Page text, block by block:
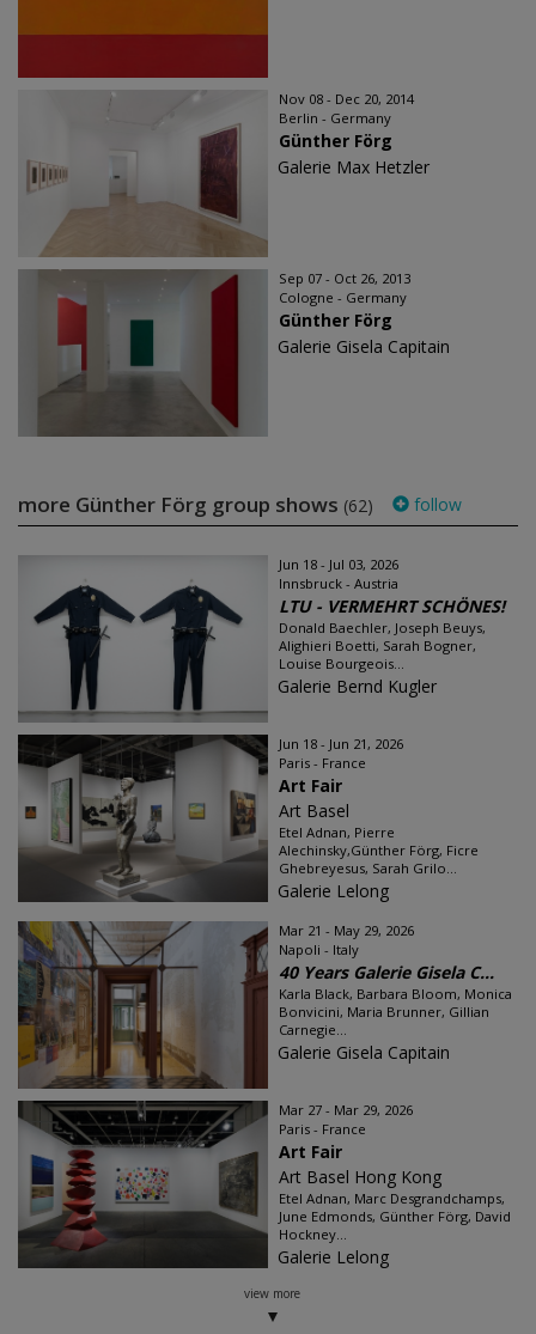
Nov 08 - Dec 20, 2014
Berlin - Germany
Günther Förg
Galerie Max Hetzler
Sep 07 - Oct 26, 2013
Cologne - Germany
Günther Förg
Galerie Gisela Capitain
more Günther Förg group shows (62) follow
Jun 18 - Jul 03, 2026
Innsbruck - Austria
LTU - VERMEHRT SCHÖNES!
Donald Baechler, Joseph Beuys,
Alighieri Boetti, Sarah Bogner,
Louise Bourgeois...
Galerie Bernd Kugler
Jun 18 - Jun 21, 2026
Paris - France
Art Fair
Art Basel
Etel Adnan, Pierre
Alechinsky,Günther Förg, Ficre
Ghebreyesus, Sarah Grilo...
Galerie Lelong
Mar 21 - May 29, 2026
Napoli - Italy
40 Years Galerie Gisela C...
Karla Black, Barbara Bloom, Monica
Bonvicini, Maria Brunner, Gillian
Carnegie...
Galerie Gisela Capitain
Mar 27 - Mar 29, 2026
Paris - France
Art Fair
Art Basel Hong Kong
Etel Adnan, Marc Desgrandchamps,
June Edmonds, Günther Förg, David
Hockney...
Galerie Lelong
view more